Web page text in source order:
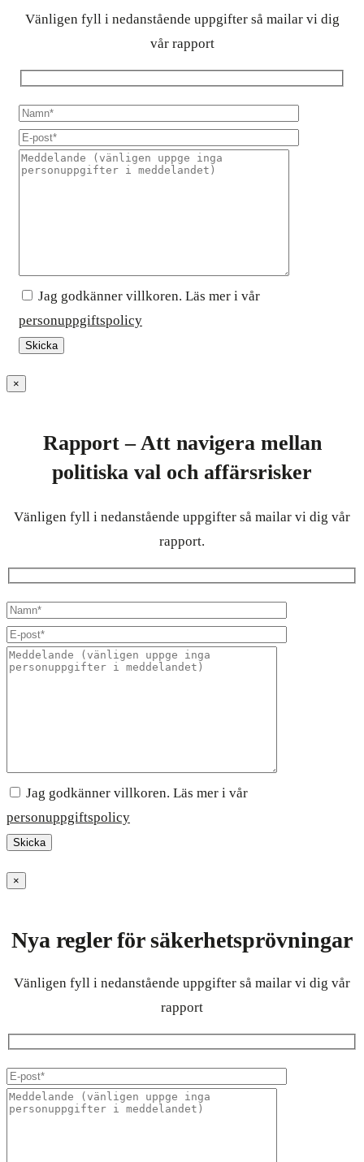
Vänligen fyll i nedanstående uppgifter så mailar vi dig
vår rapport
Jag godkänner villkoren. Läs mer i vår
personuppgiftspolicy
×
Rapport – Att navigera mellan
politiska val och affärsrisker
Vänligen fyll i nedanstående uppgifter så mailar vi dig vår
rapport.
Jag godkänner villkoren. Läs mer i vår
personuppgiftspolicy
×
Nya regler för säkerhetsprövningar
Vänligen fyll i nedanstående uppgifter så mailar vi dig vår
rapport